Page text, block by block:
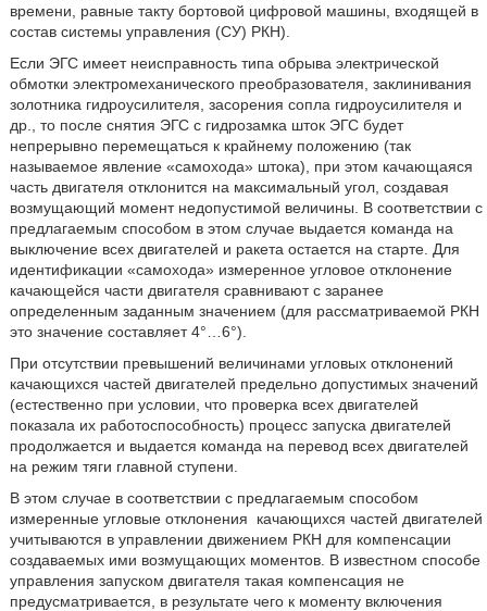
времени, равные такту бортовой цифровой машины, входящей в
состав системы управления (СУ) РКН).
Если ЭГС имеет неисправность типа обрыва электрической
обмотки электромеханического преобразователя, заклинивания
золотника гидроусилителя, засорения сопла гидроусилителя и
др., то после снятия ЭГС с гидрозамка шток ЭГС будет
непрерывно перемещаться к крайнему положению (так
называемое явление «самохода» штока), при этом качающаяся
часть двигателя отклонится на максимальный угол, создавая
возмущающий момент недопустимой величины. В соответствии с
предлагаемым способом в этом случае выдается команда на
выключение всех двигателей и ракета остается на старте. Для
идентификации «самохода» измеренное угловое отклонение
качающейся части двигателя сравнивают с заранее
определенным заданным значением (для рассматриваемой РКН
это значение составляет 4°…6°).
При отсутствии превышений величинами угловых отклонений
качающихся частей двигателей предельно допустимых значений
(естественно при условии, что проверка всех двигателей
показала их работоспособность) процесс запуска двигателей
продолжается и выдается команда на перевод всех двигателей
на режим тяги главной ступени.
В этом случае в соответствии с предлагаемым способом
измеренные угловые отклонения
качающихся частей двигателей
учитываются в управлении движением РКН для компенсации
создаваемых ими возмущающих моментов. В известном способе
управления запуском двигателя такая компенсация не
предусматривается, в результате чего к моменту включения